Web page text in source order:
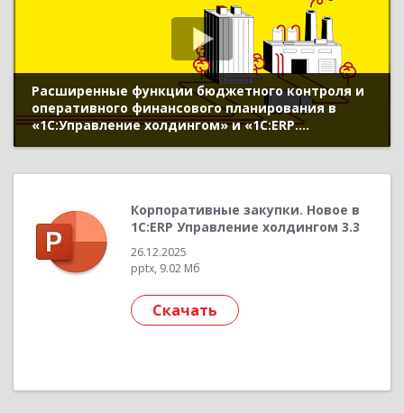
Расширенные функции бюджетного контроля и
оперативного финансового планирования в
«1С:Управление холдингом» и «1С:ERP.
2025 г., Попов Леонид, «1С»)
Корпоративные закупки. Новое в
1С:ERP Управление холдингом 3.3
26.12.2025
pptx, 9.02 Мб
Скачать